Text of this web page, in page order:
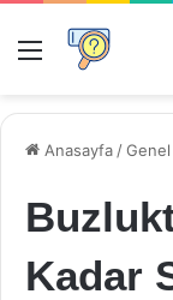
Menü
Anasayfa /Genel
Kadar